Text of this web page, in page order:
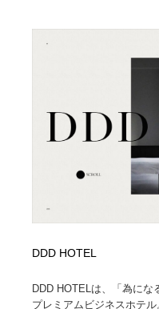
DDD HOTEL
DDD HOTELは、「為に
プレミアムビジネスホテ